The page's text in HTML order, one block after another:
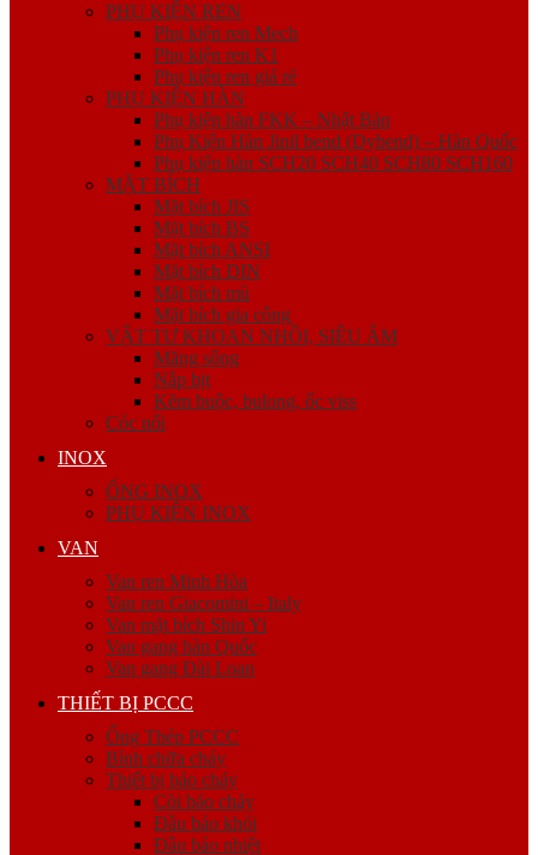
PHỤ KIỆN REN
Phụ kiện ren Mech
Phụ kiện ren K1
Phụ kiện ren giá rẻ
PHỤ KIỆN HÀN
Phụ kiện hàn FKK – Nhật Bản
Phụ Kiện Hàn Jinil bend (Dybend) – Hàn Quốc
Phụ kiện hàn SCH20 SCH40 SCH80 SCH160
MẶT BÍCH
Mặt bích JIS
Mặt bích BS
Mặt bích ANSI
Mặt bích DIN
Mặt bích mù
Mặt bích gia công
VẬT TƯ KHOAN NHỒI, SIÊU ÂM
Măng sông
Nắp bịt
Kẽm buộc, bulong, ốc viss
Cóc nối
INOX
ỐNG INOX
PHỤ KIỆN INOX
VAN
Van ren Minh Hòa
Van ren Giacomini – Italy
Van mặt bích Shin Yi
Van gang hàn Quốc
Van gang Đài Loan
THIẾT BỊ PCCC
Ống Thép PCCC
Bình chữa cháy
Thiết bị báo cháy
Còi báo cháy
Đầu báo khói
Đầu báo nhiệt